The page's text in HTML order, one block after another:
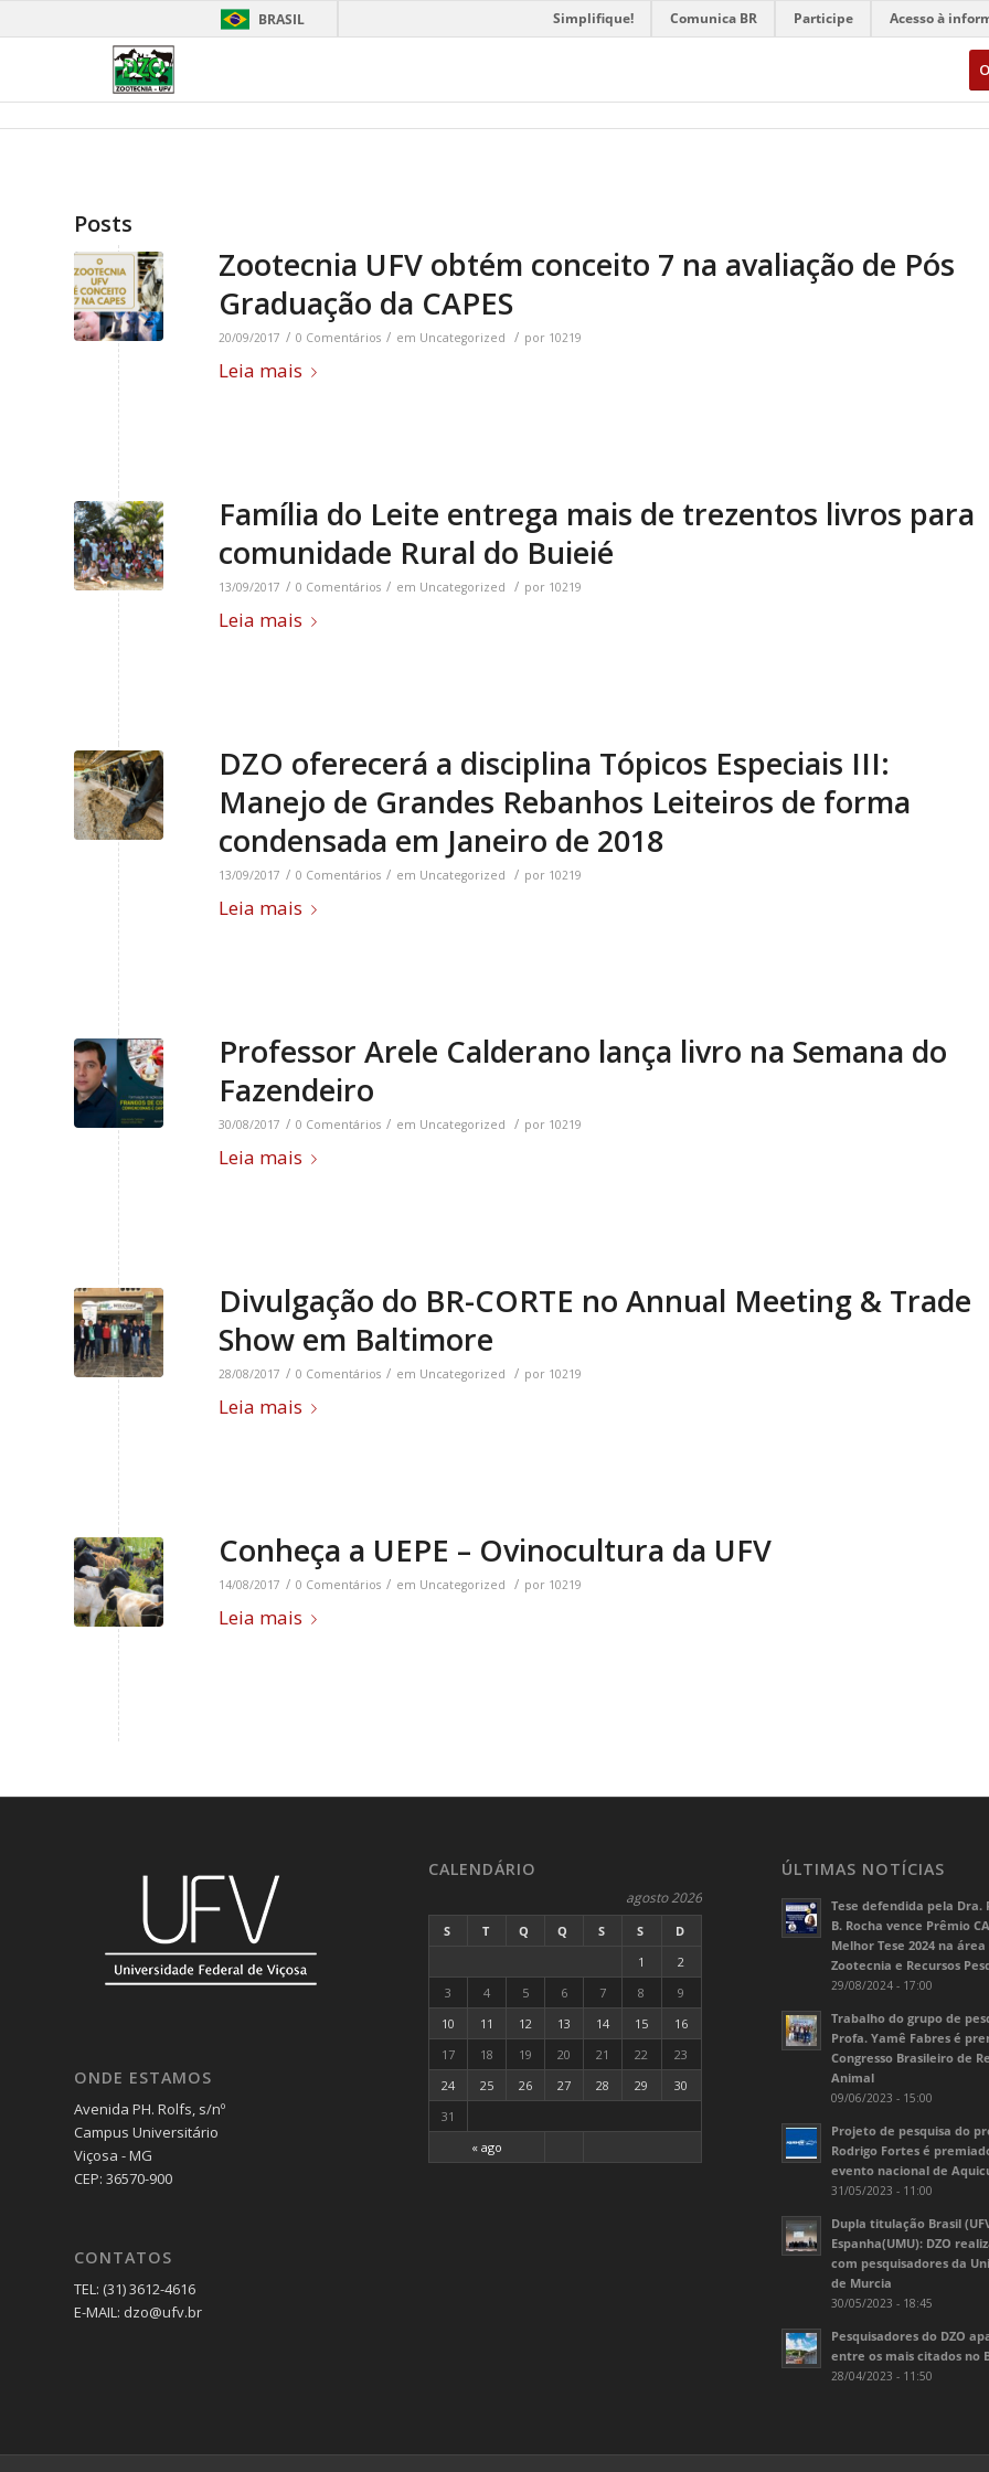
BRASIL Simplifique! Comunica BR Participe Acesso à
Posts
Zootecnia UFV obtém conceito 7 na avaliação de Pós
Graduação da CAPES
20/09/2017 / 0 Comentários / em Uncategorized / por 10219
Leia mais
Família do Leite entrega mais de trezentos livros para
comunidade Rural do Buieié
13/09/2017 / 0 Comentários / em Uncategorized / por 10219
Leia mais
DZO oferecerá a disciplina Tópicos Especiais III:
Manejo de Grandes Rebanhos Leiteiros de forma
condensada em Janeiro de 2018
13/09/2017 / 0 Comentários / em Uncategorized / por 10219
Leia mais
Professor Arele Calderano lança livro na Semana do
Fazendeiro
30/08/2017 / 0 Comentários / em Uncategorized / por 10219
Leia mais
Divulgação do BR-CORTE no Annual Meeting & Trade
Show em Baltimore
28/08/2017 / 0 Comentários / em Uncategorized / por 10219
Leia mais
Conheça a UEPE – Ovinocultura da UFV
14/08/2017 / 0 Comentários / em Uncategorized / por 10219
Leia mais
ONDE ESTAMOS
Avenida PH. Rolfs, s/nº
Campus Universitário
Viçosa - MG
CEP: 36570-900
CONTATOS
TEL: (31) 3612-4616
E-MAIL: dzo@ufv.br
CALENDÁRIO
agosto 2026
S T Q Q S S D
« ago
1
2
3
4 5 6 7 8
9
10
11 12 13 14 15
16
17
18 19 20 21 22
23
24
25 26 27 28 29
30
31
ÚLTIMAS NOTÍCIAS
Tese defendida pela Dra.
B. Rocha vence Prêmio
Melhor Tese 2024 na área
Zootecnia e Recursos
29/08/2024 - 17:00
Trabalho do grupo de
Profa. Yamê Fabres é
Congresso Brasileiro de
Animal
09/06/2023 - 15:00
Projeto de pesquisa do
Rodrigo Fortes é
evento nacional de
31/05/2023 - 11:00
Dupla titulação Brasil
Espanha(UMU): DZO
com pesquisadores da
de Murcia
30/05/2023 - 18:45
Pesquisadores do DZO
entre os mais citados no
28/04/2023 - 11:50